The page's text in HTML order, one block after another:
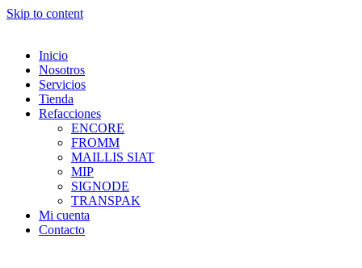
Skip to content
Inicio
Nosotros
Servicios
Tienda
Refacciones
ENCORE
FROMM
MAILLIS SIAT
MIP
SIGNODE
TRANSPAK
Mi cuenta
Contacto